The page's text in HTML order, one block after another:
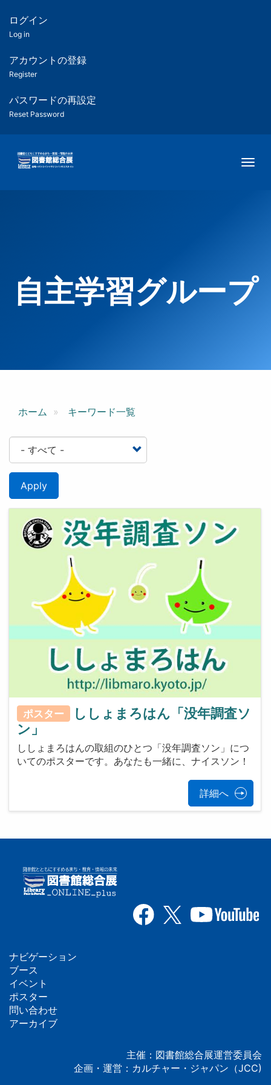
ツ
匿
名
ユ
ー
ー
用
メ
ログイン
Log in
アカウントの登録
Register
パスワードの再設定
Reset Password
自主学習グループ
ホーム キーワード一覧
Apply
ポスター
ししょまろはん「没年調査ソ
ン」
ししょまろはんの取組のひとつ「没年調査ソン」につ
いてのポスターです。あなたも一緒に、ナイスソン！
詳細へ
フ
ッ
タ
ナビゲーション
ブース
イベント
ポスター
問い合わせ
アーカイブ
主催：図書館総合展運営委員会
企画・運営：カルチャー・ジャパン（JCC)